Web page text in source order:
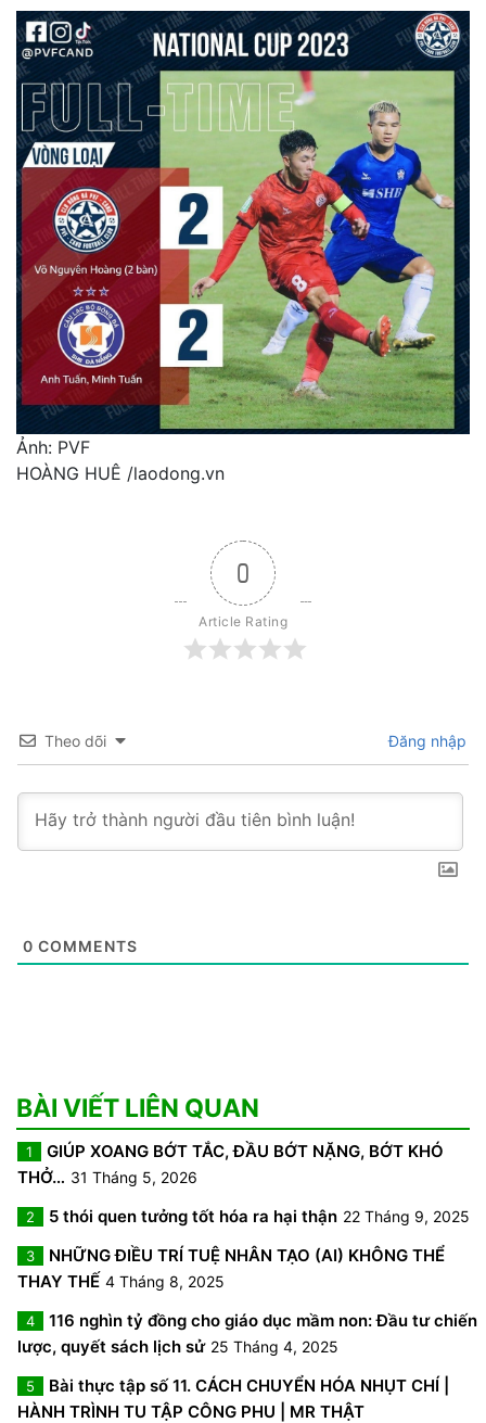
Ảnh: PVF
HOÀNG HUÊ /laodong.vn
0
Article Rating
Theo dõi Đăng nhập
0 COMMENTS
BÀI VIẾT LIÊN QUAN
1
GIÚP XOANG BỚT TẮC, ĐẦU BỚT NẶNG, BỚT KHÓ
THỞ… 31 Tháng 5, 2026
2 5 thói quen tưởng tốt hóa ra hại thận 22 Tháng 9, 2025
3
NHỮNG ĐIỀU TRÍ TUỆ NHÂN TẠO (AI) KHÔNG THỂ
THAY THẾ 4 Tháng 8, 2025
4
116 nghìn tỷ đồng cho giáo dục mầm non: Đầu tư chiến
lược, quyết sách lịch sử 25 Tháng 4, 2025
5
Bài thực tập số 11. CÁCH CHUYỂN HÓA NHỤT CHÍ |
HÀNH TRÌNH TU TẬP CÔNG PHU | MR THẬT